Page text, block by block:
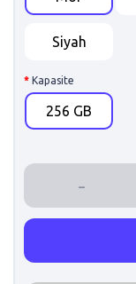
Siyah
Kapasite
256 GB